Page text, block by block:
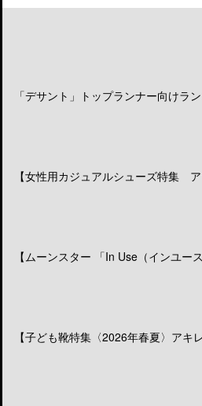
「デサント」トップランナー向けラ
【女性用カジュアルシューズ特集
【ムーンスター 「In Use（インユー
【子ども靴特集〈2026年春夏〉アキ